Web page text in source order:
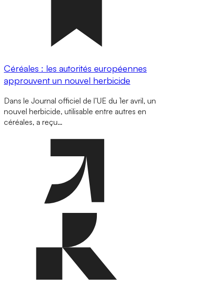
Céréales : les autorités européennes
approuvent un nouvel herbicide
Dans le Journal officiel de l’UE du 1er avril, un
nouvel herbicide, utilisable entre autres en
céréales, a reçu…